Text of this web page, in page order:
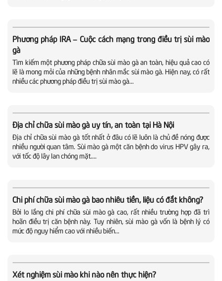
Phương pháp IRA – Cuộc cách mạng trong điều trị sùi mào
gà
Tìm kiếm một phương pháp chữa sùi mào gà an toàn, hiệu quả cao có
lẽ là mong mỏi của những bệnh nhân mắc sùi mào gà. Hiện nay, có rất
nhiều các phương pháp điều trị sùi mào gà...
Địa chỉ chữa sùi mào gà uy tín, an toàn tại Hà Nội
Địa chỉ chữa sùi mào gà tốt nhất ở đâu có lẽ luôn là chủ đề nóng được
nhiều người quan tâm. Sùi mào gà một căn bệnh do virus HPV gây ra,
với tốc độ lây lan chóng mặt....
Chi phí chữa sùi mào gà bao nhiêu tiền, liệu có đắt không?
Bởi lo lắng chi phí chữa sùi mào gà cao, rất nhiều trường hợp đã trì
hoãn điều trị căn bệnh này. Tuy nhiên, sùi mào gà vốn là bệnh lý có
mức độ nguy hiểm cao với nhiều biến...
Xét nghiệm sùi mào khi nào nên thực hiện?